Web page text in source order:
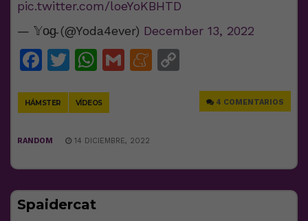
pic.twitter.com/loeYoKBHTD
— 𝕐o̴g̴ (@Yoda4ever) December 13, 2022
Facebook
Twitter
WhatsApp
GmailMeneame
HÁMSTER VÍDEOS 4 COMENTARIOS
RANDOM 14 DICIEMBRE, 2022
Spaidercat